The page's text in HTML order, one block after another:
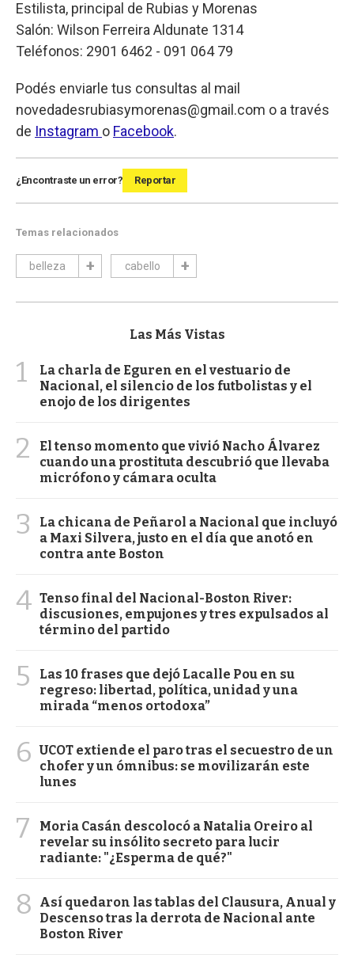
Estilista, principal de Rubias y Morenas
Salón: Wilson Ferreira Aldunate 1314
Teléfonos: 2901 6462 - 091 064 79
Podés enviarle tus consultas al mail
novedadesrubiasymorenas@gmail.com o a través
de Instagram o Facebook.
¿Encontraste un error? Reportar
Temas relacionados
belleza cabello
Las Más Vistas
1
La charla de Eguren en el vestuario de
Nacional, el silencio de los futbolistas y el
enojo de los dirigentes
2
El tenso momento que vivió Nacho Álvarez
cuando una prostituta descubrió que llevaba
micrófono y cámara oculta
3
La chicana de Peñarol a Nacional que incluyó
a Maxi Silvera, justo en el día que anotó en
contra ante Boston
4 Tenso final del Nacional-Boston River:
discusiones, empujones y tres expulsados al
término del partido
5
Las 10 frases que dejó Lacalle Pou en su
regreso: libertad, política, unidad y una
mirada “menos ortodoxa”
6 UCOT extiende el paro tras el secuestro de un
chofer y un ómnibus: se movilizarán este
lunes
7
Moria Casán descolocó a Natalia Oreiro al
revelar su insólito secreto para lucir
radiante: "¿Esperma de qué?"
8
Así quedaron las tablas del Clausura, Anual y
Descenso tras la derrota de Nacional ante
Boston River